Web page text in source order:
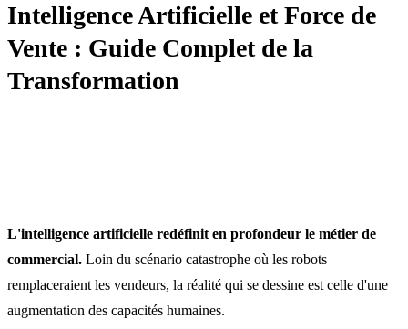
Intelligence Artificielle et Force de
Vente : Guide Complet de la
Transformation
L'intelligence artificielle redéfinit en profondeur le métier de
commercial. Loin du scénario catastrophe où les robots
remplaceraient les vendeurs, la réalité qui se dessine est celle d'une
augmentation des capacités humaines.